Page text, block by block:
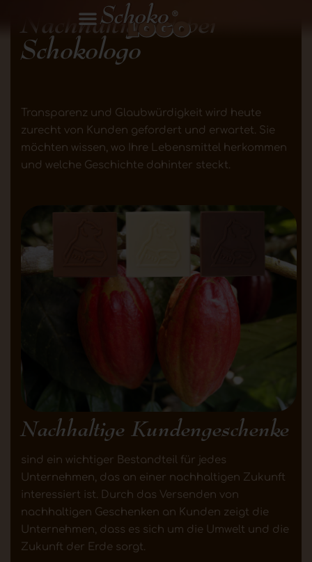
Nachhaltigkeit bei
Schokologo
Transparenz und Glaubwürdigkeit wird heute
zurecht von Kunden gefordert und erwartet. Sie
möchten wissen, wo Ihre Lebensmittel herkommen
und welche Geschichte dahinter steckt.
Nachhaltige Kundengeschenke
sind ein wichtiger Bestandteil für jedes
Unternehmen, das an einer nachhaltigen Zukunft
interessiert ist. Durch das Versenden von
nachhaltigen Geschenken an Kunden zeigt die
Unternehmen, dass es sich um die Umwelt und die
Zukunft der Erde sorgt.